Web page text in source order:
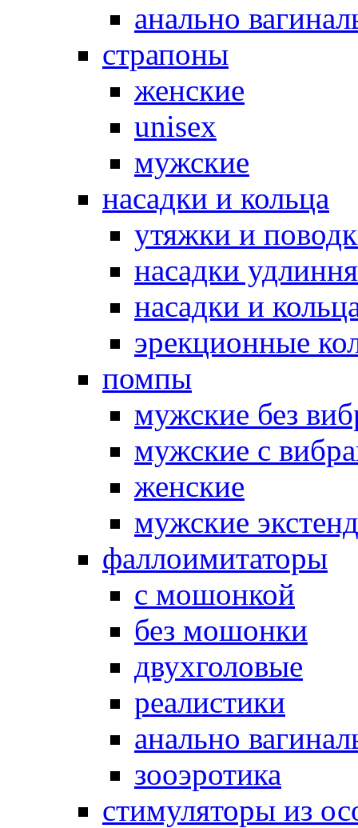
анально
страпоны
женские
unisex
мужские
насадки и кольца
утяжки и
насадки
насадки и
эрекционные
помпы
мужские без
мужские с
женские
мужские
фаллоимитаторы
с мошонкой
без мошонки
двухголовые
реалистики
анально
зооэротика
стимуляторы из